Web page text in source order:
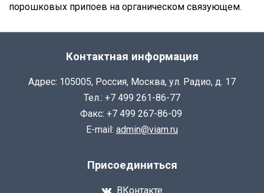
порошковых припоев на органическом связующем.
Контактная информация
Адрес: 105005, Россия, Москва, ул. Радио, д. 17
Тел.: +7 499 261-86-77
Факс: +7 499 267-86-09
E-mail: admin@viam.ru
Присоединиться
ВКонтакте